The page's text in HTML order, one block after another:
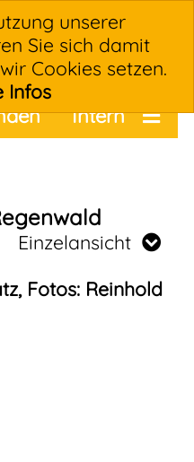
unserer
Sie sich damit
Cookies setzen.
Infos
Intern
Einzelansicht
Fotos: Reinhold